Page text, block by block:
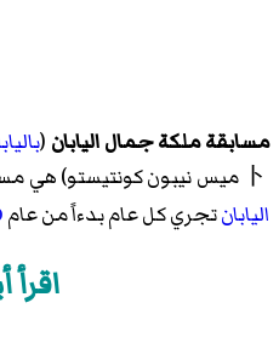
مسابقة ملكة جمال اليابان (
ト ميس نيبون كونتيستو) هي مسابقة سنوية لاختيار ملكة جمال
اليابانتجري كل عام بدءاً من عام
اقرأ